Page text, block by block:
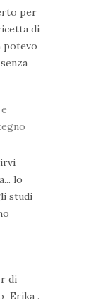
per
di
potevo
lo
studi
di
Erika .